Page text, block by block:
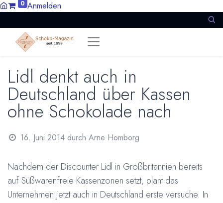
0 Anmelden
Lidl denkt auch in
Deutschland über Kassen
ohne Schokolade nach
16. Juni 2014 durch Arne Homborg
Nachdem der Discounter Lidl in Großbritannien bereits
auf Süßwarenfreie Kassenzonen setzt, plant das
Unternehmen jetzt auch in Deutschland erste versuche. In